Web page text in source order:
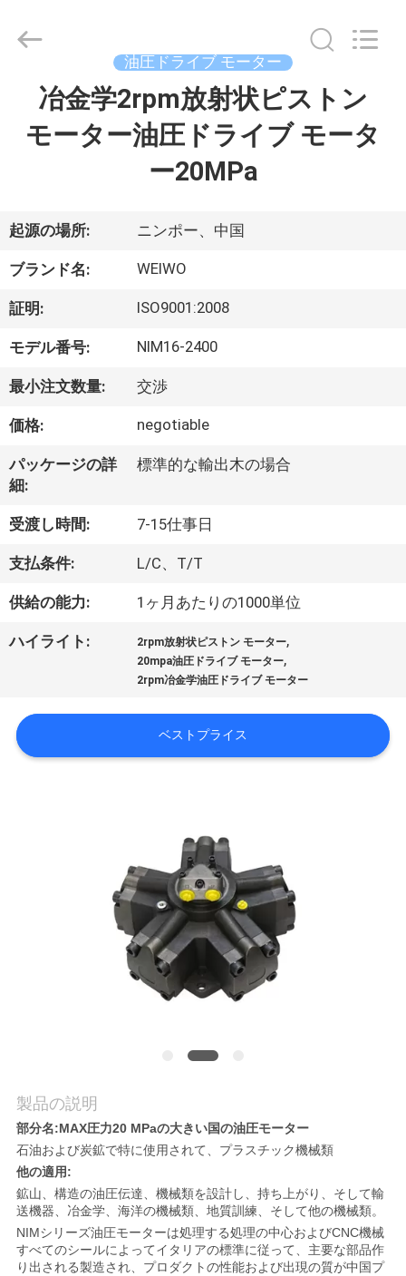
ダ
ク
ト
私
に
つ
い
て
工
場
行
絡
し
な
さ
い
Ningbo
Reserved.
油圧ドライブ モーター
冶金学2rpm放射状ピストン
モーター油圧ドライブ モータ
ー20MPa
起源の場所: ニンポー、中国
ブランド名: WEIWO
証明: ISO9001:2008
モデル番号: NIM16-2400
最小注文数量: 交渉
価格: negotiable
パッケージの詳
細:
標準的な輸出木の場合
受渡し時間: 7-15仕事日
支払条件: L/C、T/T
供給の能力: 1ヶ月あたりの1000単位
ハイライト: 2rpm放射状ピストン モーター,
20mpa油圧ドライブ モーター,
2rpm冶金学油圧ドライブ モーター
ベストプライス
製品の説明
部分名:MAX圧力20 MPaの大きい国の油圧モーター
石油および炭鉱で特に使用されて、プラスチック機械類
他の適用:
鉱山、構造の油圧伝達、機械類を設計し、持ち上がり、そして輸
送機器、冶金学、海洋の機械類、地質訓練、そして他の機械類。
NIMシリーズ油圧モーターは処理する処理の中心およびCNC機械
すべてのシールによってイタリアの標準に従って、主要な部品作
り出される製造され、プロダクトの性能および出現の質が中国プ